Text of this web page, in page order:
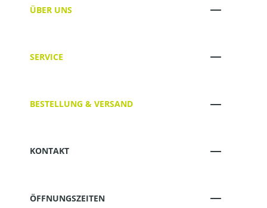
ÜBER UNS
SERVICE
BESTELLUNG & VERSAND
KONTAKT
ÖFFNUNGSZEITEN